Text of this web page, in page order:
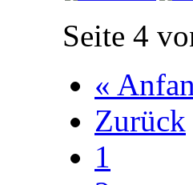
Seite 4
«
Zurück
1